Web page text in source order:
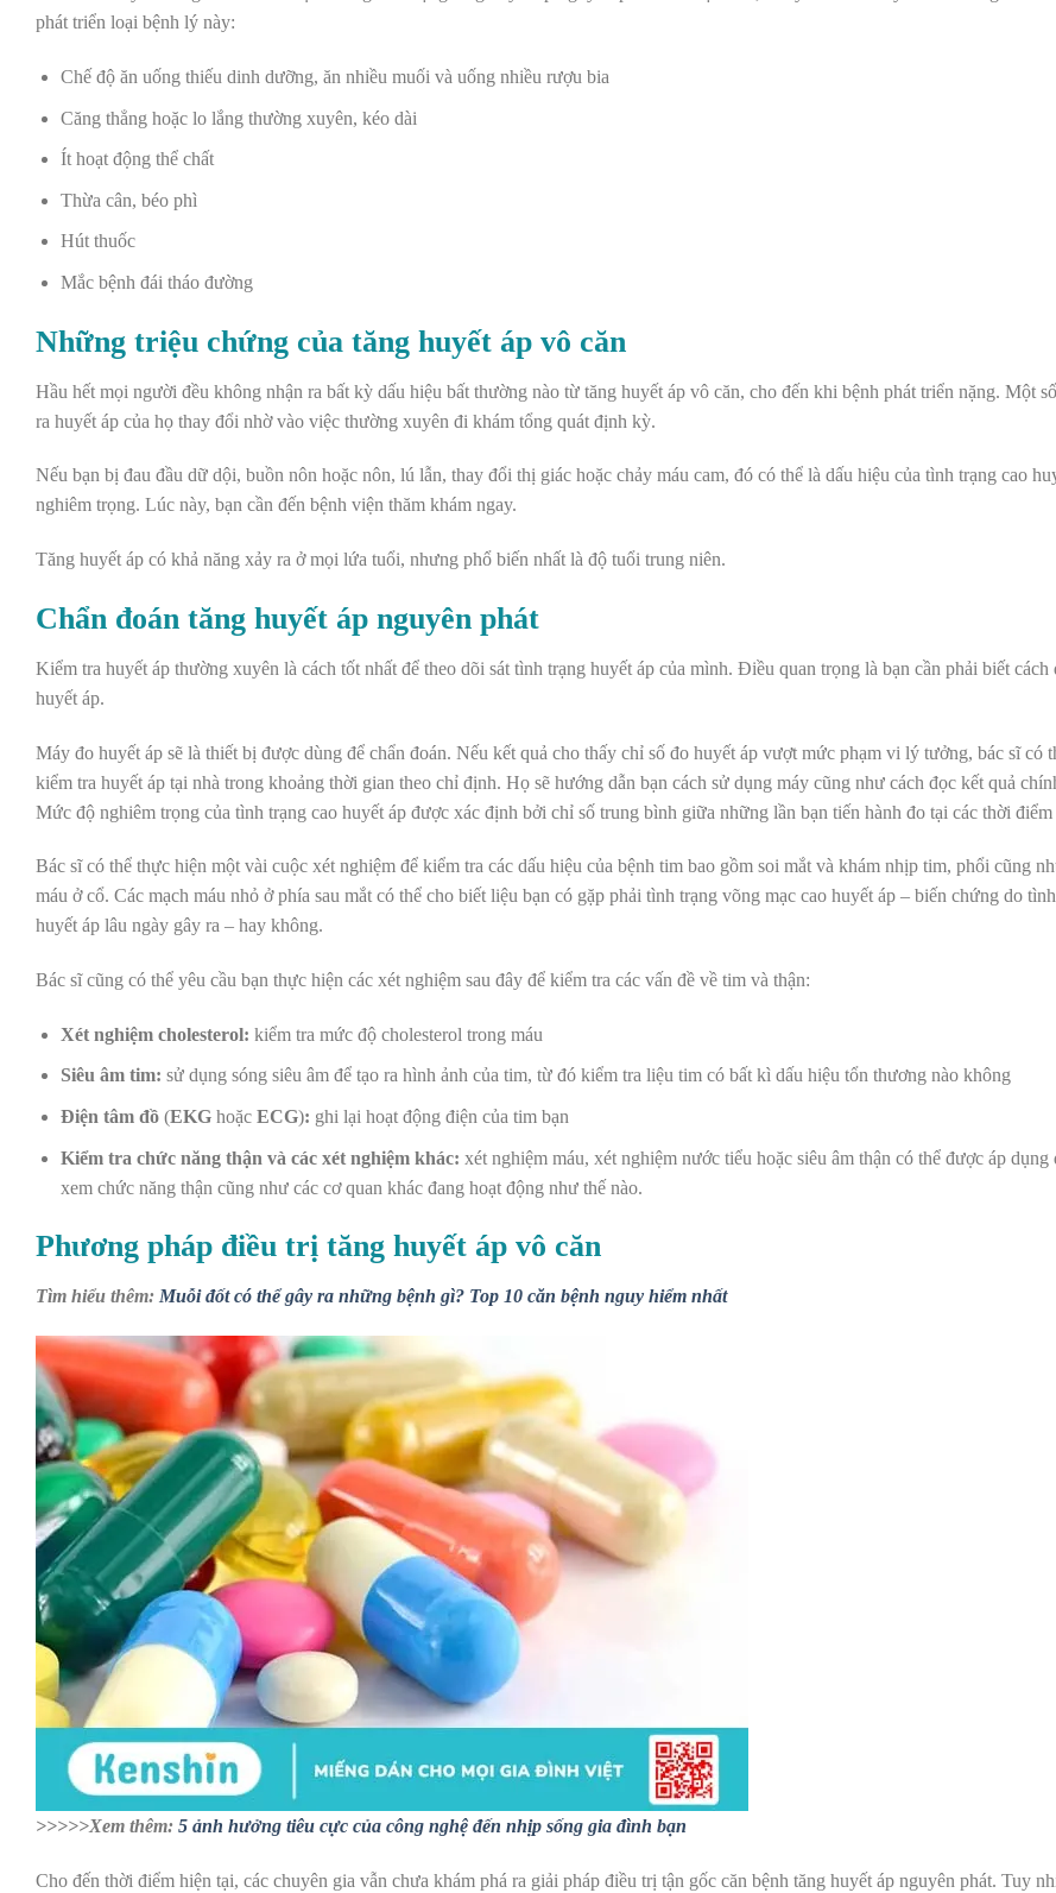
phát triển loại bệnh lý này:
Chế độ ăn uống thiếu dinh dưỡng, ăn nhiều muối và uống nhiều rượu bia
Căng thẳng hoặc lo lắng thường xuyên, kéo dài
Ít hoạt động thể chất
Thừa cân, béo phì
Hút thuốc
Mắc bệnh đái tháo đường
Những triệu chứng của tăng huyết áp vô căn
Hầu hết mọi người đều không nhận ra bất kỳ dấu hiệu bất thường nào từ tăng huyết áp vô căn, cho đến khi bệnh phát triển nặng. Một
ra huyết áp của họ thay đổi nhờ vào việc thường xuyên đi khám tổng quát định kỳ.
Nếu bạn bị đau đầu dữ dội, buồn nôn hoặc nôn, lú lẫn, thay đổi thị giác hoặc chảy máu cam, đó có thể là dấu hiệu của tình trạng cao
nghiêm trọng. Lúc này, bạn cần đến bệnh viện thăm khám ngay.
Tăng huyết áp có khả năng xảy ra ở mọi lứa tuổi, nhưng phổ biến nhất là độ tuổi trung niên.
Chẩn đoán tăng huyết áp nguyên phát
Kiểm tra huyết áp thường xuyên là cách tốt nhất để theo dõi sát tình trạng huyết áp của mình. Điều quan trọng là bạn cần phải biết cách
huyết áp.
Máy đo huyết áp sẽ là thiết bị được dùng để chẩn đoán. Nếu kết quả cho thấy chỉ số đo huyết áp vượt mức phạm vi lý tưởng, bác sĩ có
kiểm tra huyết áp tại nhà trong khoảng thời gian theo chỉ định. Họ sẽ hướng dẫn bạn cách sử dụng máy cũng như cách đọc kết quả
Mức độ nghiêm trọng của tình trạng cao huyết áp được xác định bởi chỉ số trung bình giữa những lần bạn tiến hành đo tại các thời điểm
Bác sĩ có thể thực hiện một vài cuộc xét nghiệm để kiểm tra các dấu hiệu của bệnh tim bao gồm soi mắt và khám nhịp tim, phổi cũng
máu ở cổ. Các mạch máu nhỏ ở phía sau mắt có thể cho biết liệu bạn có gặp phải tình trạng võng mạc cao huyết áp – biến chứng do
huyết áp lâu ngày gây ra – hay không.
Bác sĩ cũng có thể yêu cầu bạn thực hiện các xét nghiệm sau đây để kiểm tra các vấn đề về tim và thận:
Xét nghiệm cholesterol: kiểm tra mức độ cholesterol trong máu
Siêu âm tim: sử dụng sóng siêu âm để tạo ra hình ảnh của tim, từ đó kiểm tra liệu tim có bất kì dấu hiệu tổn thương nào không
Điện tâm đồ(EKGhoặc ECG): ghi lại hoạt động điện của tim bạn
Kiểm tra chức năng thận và các xét nghiệm khác: xét nghiệm máu, xét nghiệm nước tiểu hoặc siêu âm thận có thể được áp dụng
xem chức năng thận cũng như các cơ quan khác đang hoạt động như thế nào.
Phương pháp điều trị tăng huyết áp vô căn
Tìm hiểu thêm: Muỗi đốt có thể gây ra những bệnh gì? Top 10 căn bệnh nguy hiểm nhất
>>>>>Xem thêm: 5 ảnh hưởng tiêu cực của công nghệ đến nhịp sống gia đình bạn
Cho đến thời điểm hiện tại, các chuyên gia vẫn chưa khám phá ra giải pháp điều trị tận gốc căn bệnh tăng huyết áp nguyên phát. Tuy